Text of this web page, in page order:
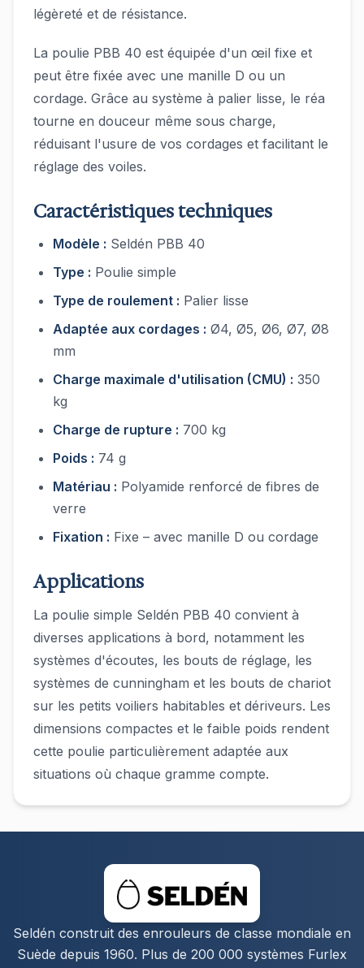
légèreté et de résistance.
La poulie PBB 40 est équipée d'un œil fixe et
peut être fixée avec une manille D ou un
cordage. Grâce au système à palier lisse, le réa
tourne en douceur même sous charge,
réduisant l'usure de vos cordages et facilitant le
réglage des voiles.
Caractéristiques techniques
Modèle : Seldén PBB 40
Type : Poulie simple
Type de roulement : Palier lisse
Adaptée aux cordages : Ø4, Ø5, Ø6, Ø7, Ø8
mm
Charge maximale d'utilisation (CMU) : 350
kg
Charge de rupture : 700 kg
Poids : 74 g
Matériau : Polyamide renforcé de fibres de
verre
Fixation : Fixe – avec manille D ou cordage
Applications
La poulie simple Seldén PBB 40 convient à
diverses applications à bord, notamment les
systèmes d'écoutes, les bouts de réglage, les
systèmes de cunningham et les bouts de chariot
sur les petits voiliers habitables et dériveurs. Les
dimensions compactes et le faible poids rendent
cette poulie particulièrement adaptée aux
situations où chaque gramme compte.
Seldén construit des enrouleurs de classe mondiale en
Suède depuis 1960. Plus de 200 000 systèmes Furlex